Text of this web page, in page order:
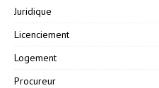
Juridique
Licenciement
Logement
Procureur